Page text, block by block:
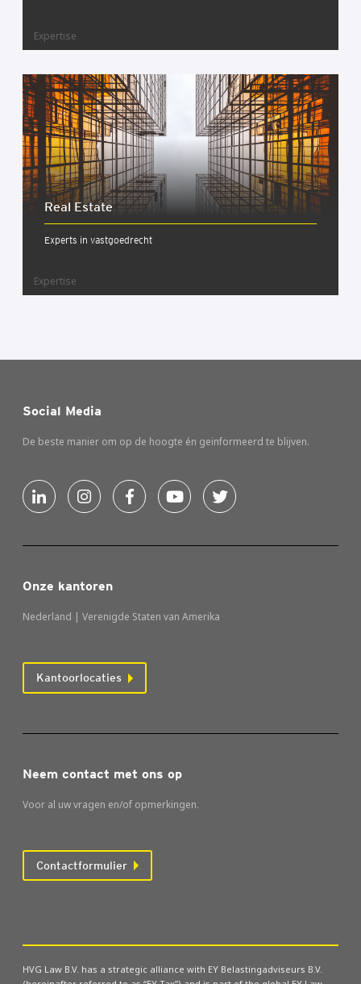
Expertise
Real Esta­te
Experts in vastgoedrecht
Expertise
Onze kantoren
Nederland | Verenigde Staten van Amerika
Kantoorlocaties
Social Media
De beste manier om op de hoogte én geinformeerd te blijven.
Neem contact met ons op
Voor al uw vragen en/of opmerkingen.
Contactformulier
HVG Law B.V. has a strategic alliance with EY Belastingadviseurs B.V.